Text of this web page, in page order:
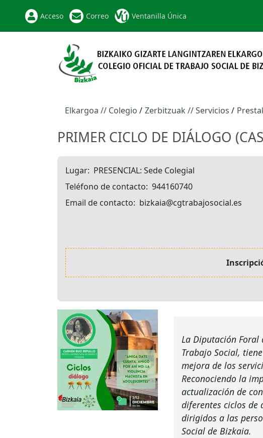
Acceso Correo Ventanilla Única
Elkargoa // Colegio Zerbitzuak // Servicios
PRIMER CICLO DE DIÁLOGO
Lugar PRESENCIAL: Sede Colegial
Teléfono de contacto 944160740
Email de contacto
bizkaia@cgtrabajosocial.es
La Diputación
Trabajo Social,
mejora de los
Reconociendo la
actualización de
diferentes ciclos de
dirigidos a las
Social de Bizkaia.